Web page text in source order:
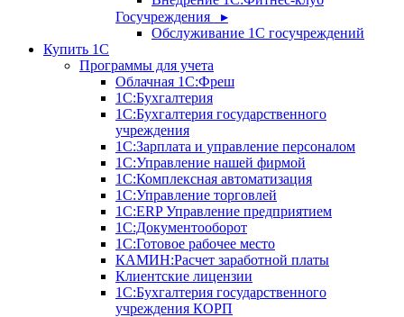
Госучреждения ▸
Обслуживание 1С госучреждений
Купить 1С
Программы для учета
Облачная 1С:Фреш
1С:Бухгалтерия
1С:Бухгалтерия государственного
учреждения
1С:Зарплата и управление персоналом
1С:Управление нашей фирмой
1С:Комплексная автоматизация
1С:Управление торговлей
1С:ERP Управление предприятием
1С:Документооборот
1C:Готовое рабочее место
КАМИН:Расчет заработной платы
Клиентские лицензии
1С:Бухгалтерия государственного
учреждения КОРП